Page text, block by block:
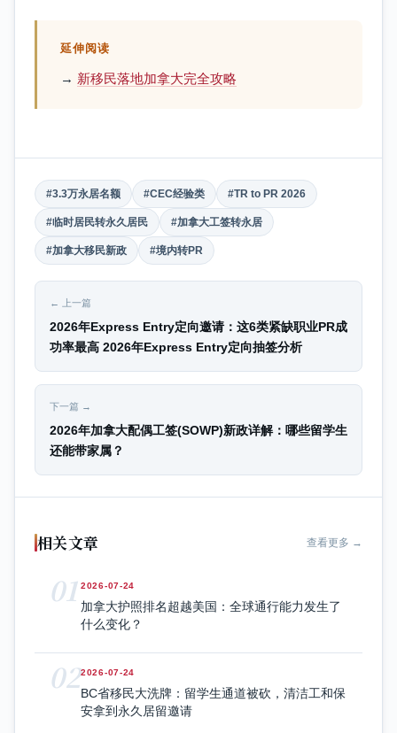
延伸阅读
→ 新移民落地加拿大完全攻略
#3.3万永居名额 #CEC经验类 #TR to PR 2026
#临时居民转永久居民 #加拿大工签转永居
#加拿大移民新政 #境内转PR
← 上一篇
2026年Express Entry定向邀请：这6类紧缺职业PR成
功率最高 2026年Express Entry定向抽签分析
下一篇 →
2026年加拿大配偶工签(SOWP)新政详解：哪些留学生
还能带家属？
相关文章 查看更多 →
01 2026-07-24
加拿大护照排名超越美国：全球通行能力发生了
什么变化？
022026-07-24
BC省移民大洗牌：留学生通道被砍，清洁工和保
安拿到永久居留邀请